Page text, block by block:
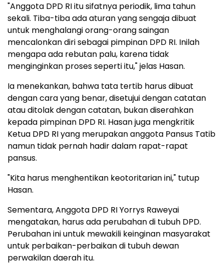
"Anggota DPD RI itu sifatnya periodik, lima tahun
sekali. Tiba-tiba ada aturan yang sengaja dibuat
untuk menghalangi orang-orang saingan
mencalonkan diri sebagai pimpinan DPD RI. Inilah
mengapa ada rebutan palu, karena tidak
menginginkan proses seperti itu," jelas Hasan.
Ia menekankan, bahwa tata tertib harus dibuat
dengan cara yang benar, disetujui dengan catatan
atau ditolak dengan catatan, bukan diserahkan
kepada pimpinan DPD RI. Hasan juga mengkritik
Ketua DPD RI yang merupakan anggota Pansus Tatib
namun tidak pernah hadir dalam rapat-rapat
pansus.
"Kita harus menghentikan keotoritarian ini," tutup
Hasan.
Sementara, Anggota DPD RI Yorrys Raweyai
mengatakan, harus ada perubahan di tubuh DPD.
Perubahan ini untuk mewakili keinginan masyarakat
untuk perbaikan-perbaikan di tubuh dewan
perwakilan daerah itu.